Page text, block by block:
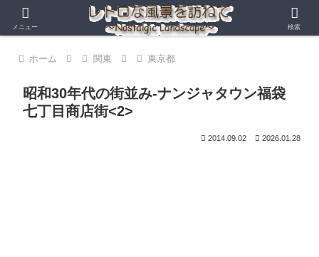
ホーム 関東 東京都
昭和30年代の街並み-ナンジャタウン福袋
七丁目商店街<2>
2014.09.02 2026.01.28
メニュー 検索